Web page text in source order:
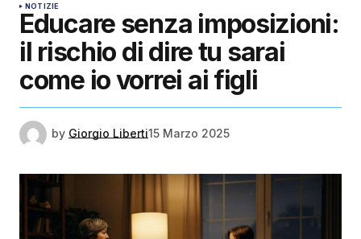
NOTIZIE
Educare senza imposizioni:
il rischio di dire tu sarai
come io vorrei ai figli
by Giorgio Liberti15 Marzo 2025